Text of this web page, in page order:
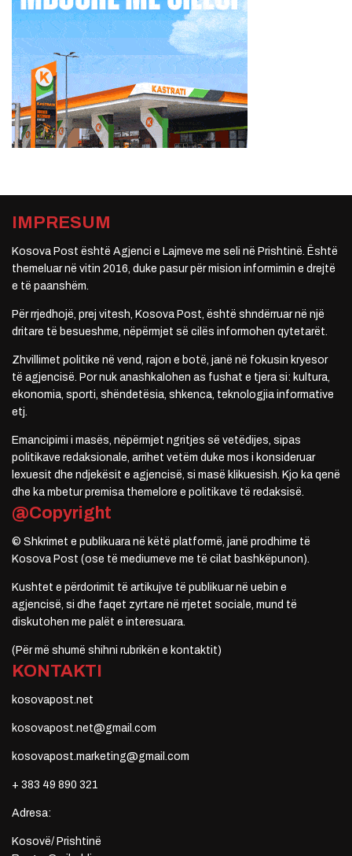
IMPRESUM
Kosova Post është Agjenci e Lajmeve me seli në Prishtinë. Është
themeluar në vitin 2016, duke pasur për mision informimin e drejtë
e të paanshëm.
Për rrjedhojë, prej vitesh, Kosova Post, është shndërruar në një
dritare të besueshme, nëpërmjet së cilës informohen qytetarët.
Zhvillimet politike në vend, rajon e botë, janë në fokusin kryesor
të agjencisë. Por nuk anashkalohen as fushat e tjera si: kultura,
ekonomia, sporti, shëndetësia, shkenca, teknologjia informative
etj.
Emancipimi i masës, nëpërmjet ngritjes së vetëdijes, sipas
politikave redaksionale, arrihet vetëm duke mos i konsideruar
lexuesit dhe ndjekësit e agjencisë, si masë klikuesish. Kjo ka qenë
dhe ka mbetur premisa themelore e politikave të redaksisë.
@Copyright
© Shkrimet e publikuara në këtë platformë, janë prodhime të
Kosova Post (ose të mediumeve me të cilat bashkëpunon).
Kushtet e përdorimit të artikujve të publikuar në uebin e
agjencisë, si dhe faqet zyrtare në rrjetet sociale, mund të
diskutohen me palët e interesuara.
(Për më shumë shihni rubrikën e kontaktit)
KONTAKTI
kosovapost.net
kosovapost.net@gmail.com
kosovapost.marketing@gmail.com
+ 383 49 890 321
Adresa:
Kosovë/ Prishtinë